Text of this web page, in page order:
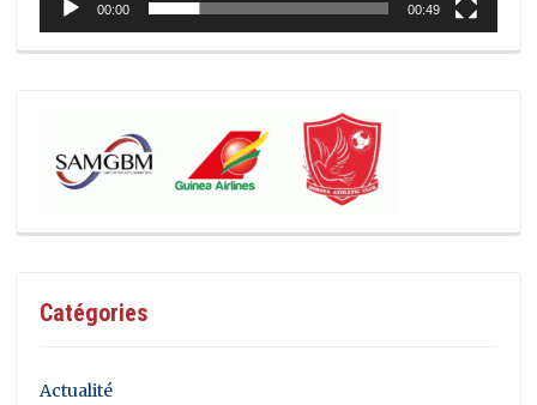
00:00 00:49
Catégories
Actualité